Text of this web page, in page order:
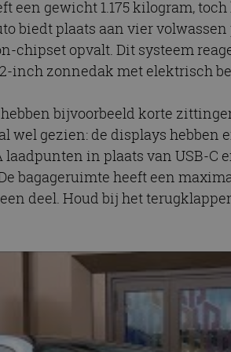
een gewicht 1.175 kilogram,
biedt plaats aan vier
opvalt. Dit systeem
inch zonnedak met elektrisch
bijvoorbeeld korte
wel gezien: de displays
in plaats van USB-C
bagageruimte heeft een
deel. Houd bij het